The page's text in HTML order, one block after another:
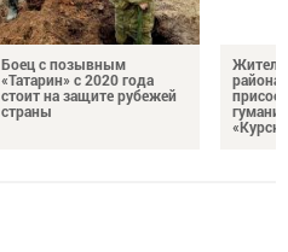
Боец с позывным
«Татарин» с 2020 года
стоит на защите рубежей
страны
района